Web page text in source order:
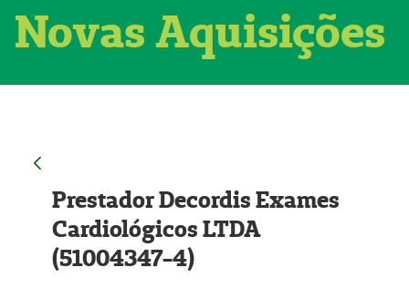
Novas Aquisições
Prestador Decordis Exames
Cardiológicos LTDA
(51004347-4)